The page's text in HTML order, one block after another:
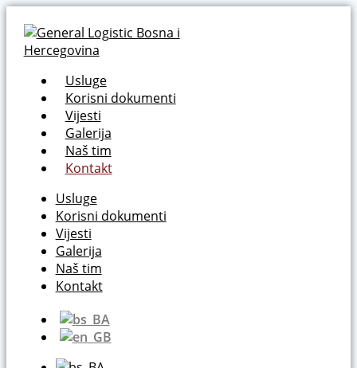
Usluge
Korisni dokumenti
Vijesti
Galerija
Naš tim
Kontakt
Usluge
Korisni dokumenti
Vijesti
Galerija
Naš tim
Kontakt